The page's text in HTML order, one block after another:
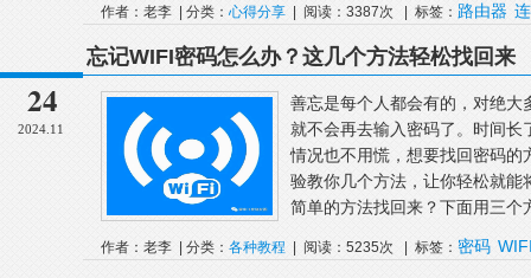
作者：老李 | 分类： 心得分享 | 阅读：3387次 | 标签： 路由器
24
2024.11
忘记WIFI密码怎么办？这几个方法轻松找回来
善忘是每个人都会有的，对绝
就不会再去输入密码了。时间
情况也不用慌，想要找回密码
验教你几个方法，让你轻松就
简单的方法找回来？下面用三
作者：老李 | 分类： 各种教程 | 阅读：5235次 | 标签： 密码